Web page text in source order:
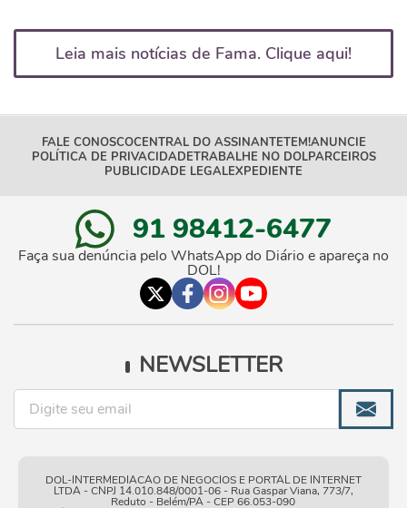
Leia mais notícias de Fama. Clique aqui!
FALE CONOSCOCENTRAL DO ASSINANTETEM!ANUNCIE
POLÍTICA DE PRIVACIDADETRABALHE NO DOLPARCEIROS
PUBLICIDADE LEGALEXPEDIENTE
91 98412-6477
Faça sua denúncia pelo WhatsApp do Diário e apareça no
DOL!
NEWSLETTER
DOL-INTERMEDIACAO DE NEGOCIOS E PORTAL DE INTERNET
LTDA - CNPJ 14.010.848/0001-06 - Rua Gaspar Viana, 773/7,
Reduto - Belém/PA - CEP 66.053-090